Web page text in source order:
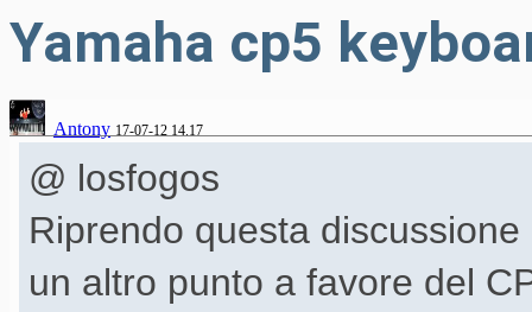
Yamaha cp5
Antony 17-07-12 14.17
@ losfogos
Riprendo questa
un altro punto a favore del